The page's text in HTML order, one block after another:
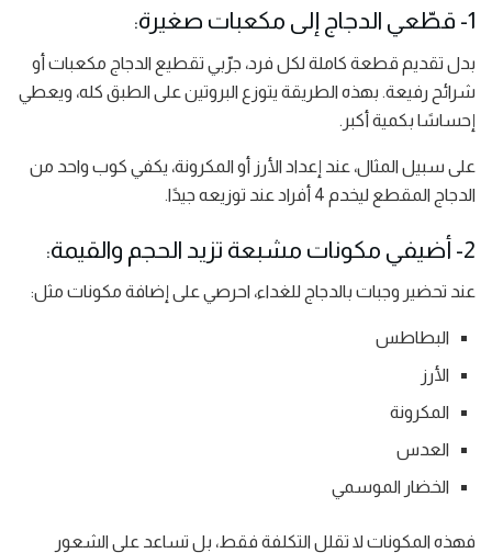
1- قطّعي الدجاج إلى مكعبات صغيرة:
بدل تقديم قطعة كاملة لكل فرد، جرّبي تقطيع الدجاج مكعبات أو
شرائح رفيعة. بهذه الطريقة يتوزع البروتين على الطبق كله، ويعطي
إحساسًا بكمية أكبر.
على سبيل المثال، عند إعداد الأرز أو المكرونة، يكفي كوب واحد من
الدجاج المقطع ليخدم 4 أفراد عند توزيعه جيدًا.
2- أضيفي مكونات مشبعة تزيد الحجم والقيمة:
عند تحضير وجبات بالدجاج للغداء، احرصي على إضافة مكونات مثل:
البطاطس
الأرز
المكرونة
العدس
الخضار الموسمي
فهذه المكونات لا تقلل التكلفة فقط، بل تساعد على الشعور